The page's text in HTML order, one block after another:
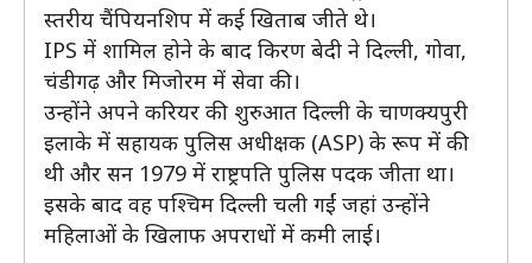
स्तरीय चैंपियनशिप में कई खिताब जीते थे।
IPS में शामिल होने के बाद किरण बेदी ने दिल्ली, गोवा,
चंडीगढ़ और मिजोरम में सेवा की।
उन्होंने अपने करियर की शुरुआत दिल्ली के चाणक्यपुरी
इलाके में सहायक पुलिस अधीक्षक (ASP) के रूप में की
थी और सन 1979 में राष्ट्रपति पुलिस पदक जीता था।
इसके बाद वह पश्चिम दिल्ली चली गईं जहां उन्होंने
महिलाओं के खिलाफ अपराधों में कमी लाई।